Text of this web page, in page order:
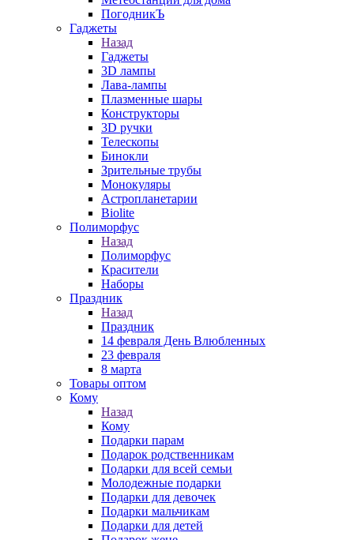
ПогодникЪ
Гаджеты
Назад
Гаджеты
3D лампы
Лава-лампы
Плазменные шары
Конструкторы
3D ручки
Телескопы
Бинокли
Зрительные трубы
Монокуляры
Астропланетарии
Biolite
Полиморфус
Назад
Полиморфус
Красители
Наборы
Праздник
Назад
Праздник
14 февраля День Влюбленных
23 февраля
8 марта
Товары оптом
Кому
Назад
Кому
Подарки парам
Подарок родственникам
Подарки для всей семьи
Молодежные подарки
Подарки для девочек
Подарки мальчикам
Подарки для детей